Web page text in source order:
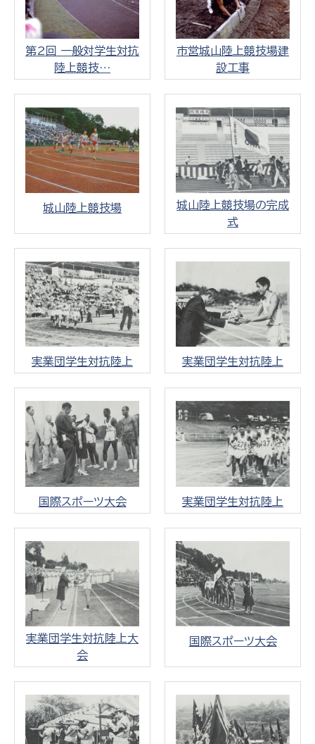
第2回 一般対学生対抗
陸上競技…
市営城山陸上競技場建
設工事
城山陸上競技場
城山陸上競技場の完成
式
実業団学生対抗陸上 実業団学生対抗陸上
国際スポーツ大会 実業団学生対抗陸上
実業団学生対抗陸上大
会
国際スポーツ大会